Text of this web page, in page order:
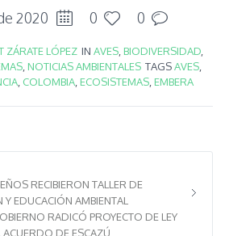
2020 0 0
ZÁRATE LÓPEZ IN AVES,BIODIVERSIDAD,
,NOTICIAS AMBIENTALES TAGSAVES,
, COLOMBIA,ECOSISTEMAS,EMBERA
RECIBIERON TALLER DE
Y EDUCACIÓN AMBIENTAL
RADICÓ PROYECTO DE LEY
ACUERDO DE ESCAZÚ